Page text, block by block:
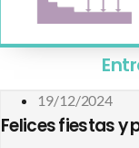
19/12/2024
Felices fiestas y